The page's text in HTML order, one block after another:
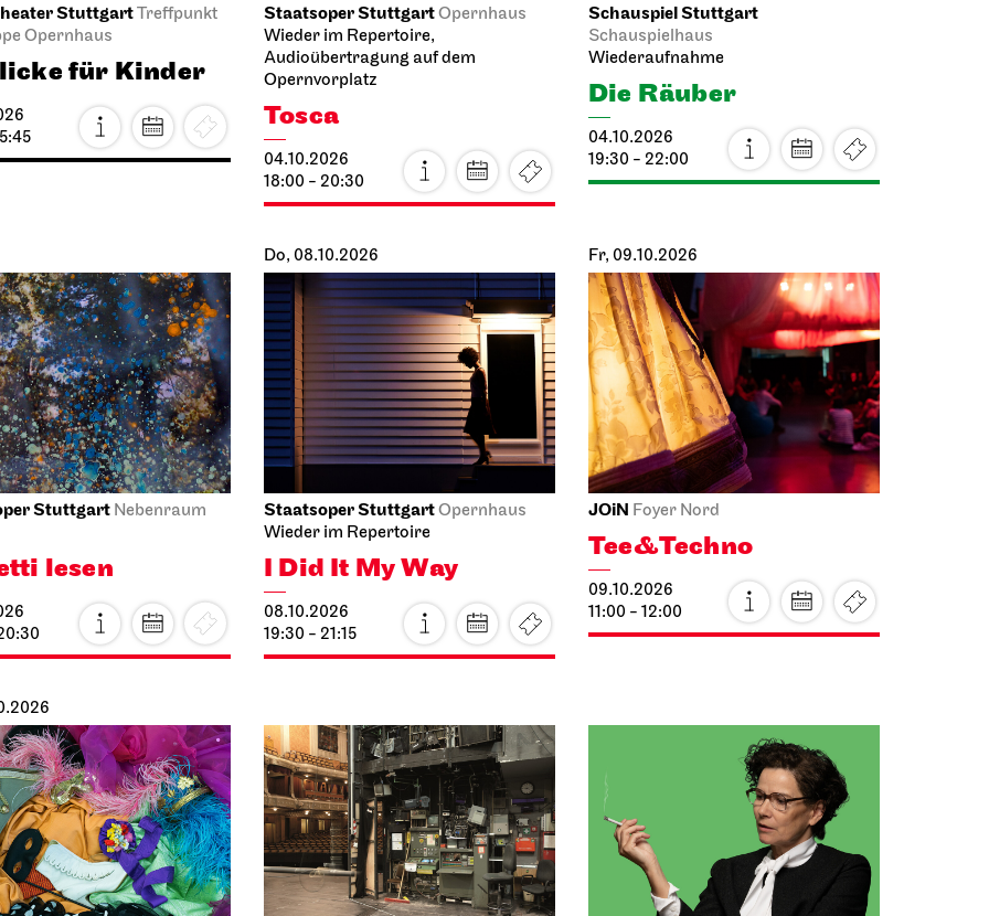
StuttgartTreffpunkt
Opernhaus
für Kinder
Staatsoper StuttgartOpernhaus
Wieder im Repertoire,
Audioübertragung auf dem
Opernvorplatz
Tosca
04.10.2026
18:00 - 20:30
Schauspiel Stuttgart
Schauspielhaus
Wiederaufnahme
Die Räuber
04.10.2026
19:30 - 22:00
Stuttgart Nebenraum
lesen
Do, 08.10.2026
Staatsoper StuttgartOpernhaus
Wieder im Repertoire
I Did It My Way
08.10.2026
19:30 - 21:15
Fr, 09.10.2026
JOiN Foyer Nord
Tee&Techno
09.10.2026
11:00 - 12:00